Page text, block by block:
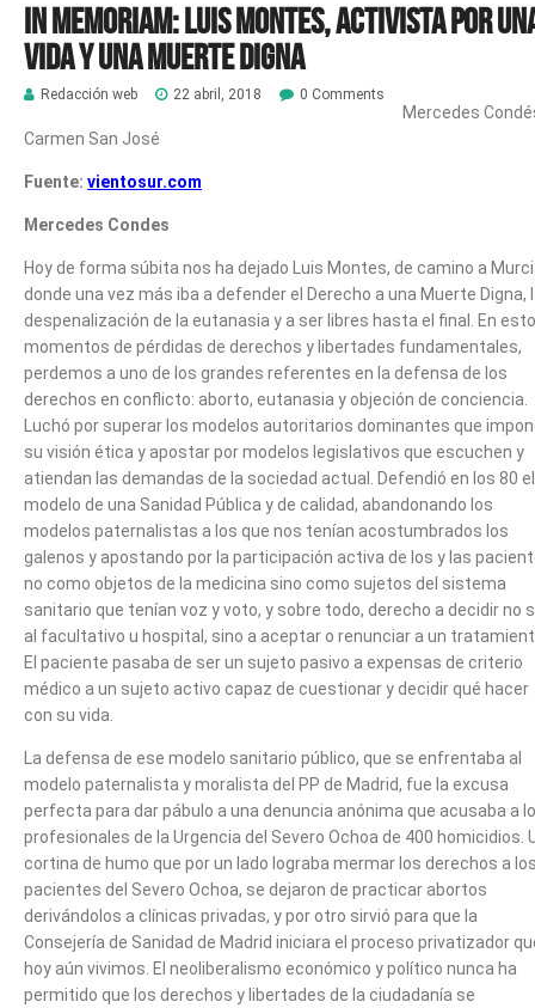
In memoriam: Luis Montes, activista por
vida y una muerte digna
Redacción web 22 abril, 2018 0 Comments
Mercedes
Carmen San José
Fuente: vientosur.com
Mercedes Condes
Hoy de forma súbita nos ha dejado Luis Montes, de camino a
donde una vez más iba a defender el Derecho a una Muerte Digna,
despenalización de la eutanasia y a ser libres hasta el final. En
momentos de pérdidas de derechos y libertades fundamentales,
perdemos a uno de los grandes referentes en la defensa de los
derechos en conflicto: aborto, eutanasia y objeción de conciencia.
Luchó por superar los modelos autoritarios dominantes que
su visión ética y apostar por modelos legislativos que escuchen y
atiendan las demandas de la sociedad actual. Defendió en los 80 el
modelo de una Sanidad Pública y de calidad, abandonando los
modelos paternalistas a los que nos tenían acostumbrados los
galenos y apostando por la participación activa de los y las
no como objetos de la medicina sino como sujetos del sistema
sanitario que tenían voz y voto, y sobre todo, derecho a decidir no
al facultativo u hospital, sino a aceptar o renunciar a un
El paciente pasaba de ser un sujeto pasivo a expensas de criterio
médico a un sujeto activo capaz de cuestionar y decidir qué hacer
con su vida.
La defensa de ese modelo sanitario público, que se enfrentaba al
modelo paternalista y moralista del PP de Madrid, fue la excusa
perfecta para dar pábulo a una denuncia anónima que acusaba a
profesionales de la Urgencia del Severo Ochoa de 400 homicidios.
cortina de humo que por un lado lograba mermar los derechos a
pacientes del Severo Ochoa, se dejaron de practicar abortos
derivándolos a clínicas privadas, y por otro sirvió para que la
Consejería de Sanidad de Madrid iniciara el proceso privatizador
hoy aún vivimos. El neoliberalismo económico y político nunca ha
permitido que los derechos y libertades de la ciudadanía se